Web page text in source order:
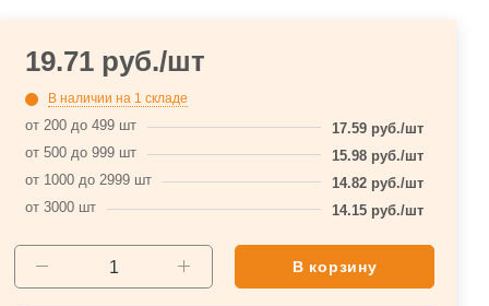
19.71руб./шт
В наличии на 1 складе
от 200 до 499 шт 17.59руб./шт
от 500 до 999 шт
15.98руб./шт
от 1000 до 2999 шт
14.82руб./шт
от 3000 шт
14.15руб./шт
В корзину